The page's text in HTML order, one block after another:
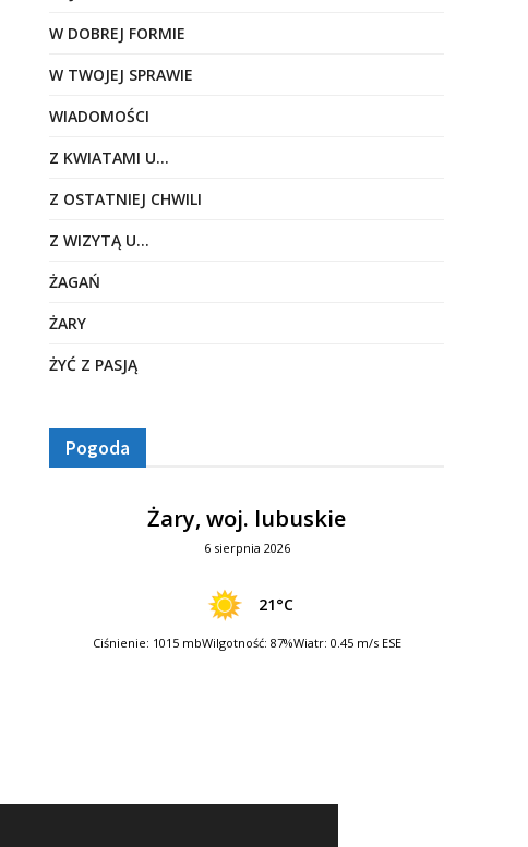
W DOBREJ FORMIE
W TWOJEJ SPRAWIE
WIADOMOŚCI
Z KWIATAMI U…
Z OSTATNIEJ CHWILI
Z WIZYTĄ U…
ŻAGAŃ
ŻARY
ŻYĆ Z PASJĄ
Pogoda
Żary, woj. lubuskie
6 sierpnia 2026
21°C
Ciśnienie: 1015 mbWilgotność: 87%Wiatr: 0.45 m/s ESE